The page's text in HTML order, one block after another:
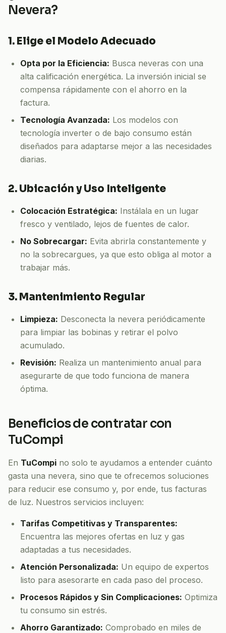
Nevera?
1. Elige el Modelo Adecuado
Opta por la Eficiencia: Busca neveras con una
alta calificación energética. La inversión inicial se
compensa rápidamente con el ahorro en la
factura.
Tecnología Avanzada: Los modelos con
tecnología inverter o de bajo consumo están
diseñados para adaptarse mejor a las necesidades
diarias.
2. Ubicación y Uso Inteligente
Colocación Estratégica: Instálala en un lugar
fresco y ventilado, lejos de fuentes de calor.
No Sobrecargar: Evita abrirla constantemente y
no la sobrecargues, ya que esto obliga al motor a
trabajar más.
3. Mantenimiento Regular
Limpieza: Desconecta la nevera periódicamente
para limpiar las bobinas y retirar el polvo
acumulado.
Revisión: Realiza un mantenimiento anual para
asegurarte de que todo funciona de manera
óptima.
Beneficios de contratar con
TuCompi
En TuCompi no solo te ayudamos a entender cuánto
gasta una nevera, sino que te ofrecemos soluciones
para reducir ese consumo y, por ende, tus facturas
de luz. Nuestros servicios incluyen:
Tarifas Competitivas y Transparentes:
Encuentra las mejores ofertas en luz y gas
adaptadas a tus necesidades.
Atención Personalizada: Un equipo de expertos
listo para asesorarte en cada paso del proceso.
Procesos Rápidos y Sin Complicaciones: Optimiza
tu consumo sin estrés.
Ahorro Garantizado: Comprobado en miles de